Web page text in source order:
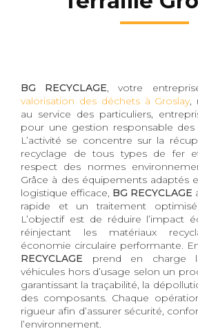
BG RECYCLAGE, votre
valorisation des déchets à Groslay,
au service des particuliers,
pour une gestion responsable des
L’activité se concentre sur la
recyclage de tous types de fer
respect des normes
Grâce à des équipements adaptés
logistique efficace, BG RECYCLAGE
rapide et un traitement
L’objectif est de réduire l’impact
réinjectant les matériaux
économie circulaire performante.
RECYCLAGE prend en charge
véhicules hors d’usage selon un
garantissant la traçabilité, la
des composants. Chaque
rigueur afin d’assurer sécurité,
l’environnement.